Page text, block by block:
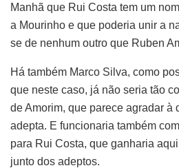
Manhã que Rui Costa tem um
a Mourinho e que poderia unir a
se de nenhum outro que Ruben
Há também Marco Silva, como
que neste caso, já não seria tão
de Amorim, que parece agradar à
adepta. E funcionaria também
para Rui Costa, que ganharia
junto dos adeptos.